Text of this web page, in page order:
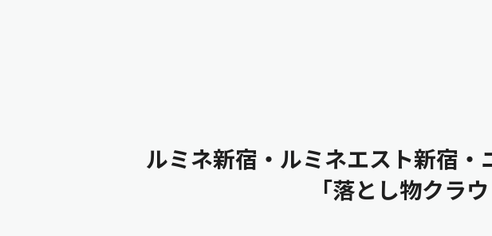
ルミネ新宿・ルミネエスト新宿
「落とし物クラ